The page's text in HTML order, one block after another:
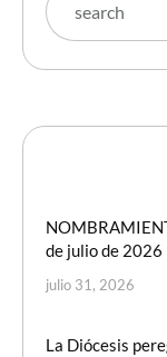
de julio de 2026
julio 31, 2026
La Diócesis